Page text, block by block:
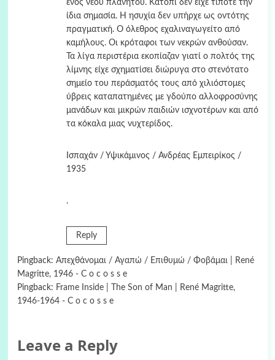
ενός νέου πλανήτου. Κατόπι δεν είχε τίποτε την
ίδια σημασία. Η ησυχία δεν υπήρχε ως οντότης
πραγματική. Ο όλεθρος εχαλιναγωγείτο από
καμήλους. Οι κρόταφοι των νεκρών ανθούσαν.
Τα λίγα περιστέρια εκοπίαζαν γιατί ο πολτός της
λίμνης είχε σχηματίσει διώρυγα στο στενότατο
σημείο του περάσματός τους από χιλιόστομες
ύβρεις καταπατημένες με γδούπο αλλοφροσύνης
μανάδων και μικρών παιδιών ισχνοτέρων και από
τα κόκαλα μιας νυχτερίδος.
Ισπαχάν / Υψικάμινος / Ανδρέας Εμπειρίκος /
1935
.
Reply
Pingback: Απεχθάνομαι / Αγαπώ / Επιθυμώ / Φοβάμαι | René
Magritte, 1946 - C o c o s s e
Pingback: Frame Inside | The Son of Man | René Magritte,
1946-1964 - C o c o s s e
Leave a Reply